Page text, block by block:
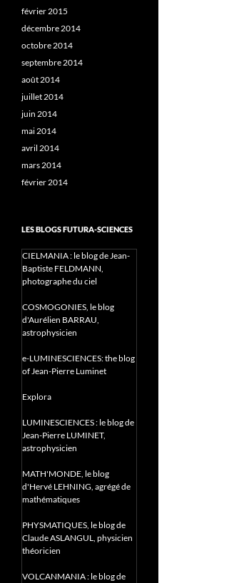
février 2015
décembre 2014
octobre 2014
septembre 2014
août 2014
juillet 2014
juin 2014
mai 2014
avril 2014
mars 2014
février 2014
LES BLOGS FUTURA-SCIENCES
CIELMANIA : le blog de Jean-
Baptiste FELDMANN,
photographe du ciel
COSMOGONIES, le blog
d'Aurélien BARRAU,
astrophysicien
e-LUMINESCIENCES: the blog
of Jean-Pierre Luminet
Explora
LUMINESCIENCES : le blog de
Jean-Pierre LUMINET,
astrophysicien
MATH'MONDE, le blog
d'Hervé LEHNING, agrégé de
mathématiques
PHYSMATIQUES, le blog de
Claude ASLANGUL, physicien
théoricien
VOLCANMANIA : le blog de